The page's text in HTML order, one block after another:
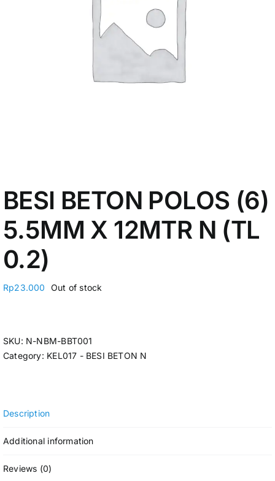
BESI BETON POLOS (6)
5.5MM X 12MTR N (TL
0.2)
Rp23.000 Out of stock
SKU: N-NBM-BBT001
Category: KEL017 - BESI BETON N
Description
Additional information
Reviews (0)